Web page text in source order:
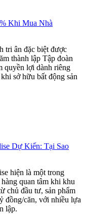
Khi Mua Nhà
tri ân đặc biệt được
thành lập Tập đoàn
quyền lợi dành riêng
sở hữu bất động sản
Dự Kiến: Tại Sao
hiện là một trong
quan tâm khi khu
chủ đầu tư, sản phẩm
đồng/căn, với nhiều lựa
lập.